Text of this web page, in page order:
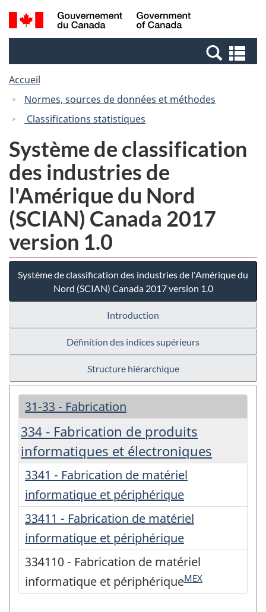
Passer
au
Passer
à
Canada
Recherche
et
et
Accueil
Normes, sources de données et méthodes
Classifications statistiques
Système de classification
des industries de
l'Amérique du Nord
(SCIAN) Canada 2017
version 1.0
Système de classification des industries de l'Amérique du
Nord (SCIAN) Canada 2017 version 1.0
Introduction
Définition des indices supérieurs
Structure hiérarchique
31-33 - Fabrication
334 - Fabrication de produits
informatiques et électroniques
3341 - Fabrication de matériel
informatique et périphérique
33411 - Fabrication de matériel
informatique et périphérique
334110 - Fabrication de matériel
informatique et périphériqueMEX